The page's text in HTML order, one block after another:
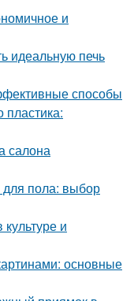
и
идеальную печь
способы
пластика:
салона
пола: выбор
и
основные